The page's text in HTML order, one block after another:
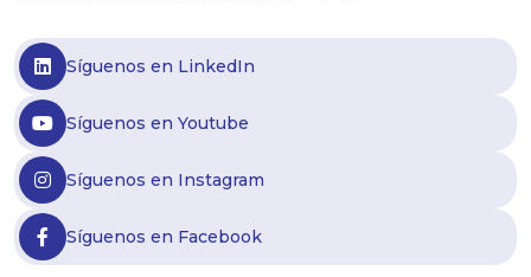
Síguenos en LinkedIn
Síguenos en Youtube
Síguenos en Instagram
Síguenos en Facebook